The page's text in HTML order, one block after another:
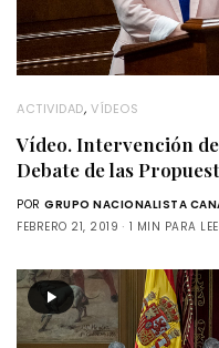
ACTIVIDAD,VÍDEOS
Vídeo. Intervención
Debate de las
POR GRUPO NACIONALISTA
FEBRERO 21, 2019
1 MIN PARA